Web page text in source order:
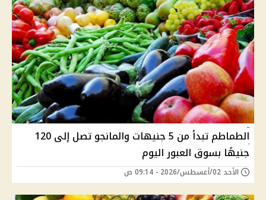
الطماطم تبدأ من 5 جنيهات والمانجو تصل إلى 120
جنيهًا بسوق العبور اليوم
الأحد 02/أغسطس/2026 - 09:14 ص